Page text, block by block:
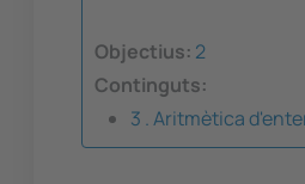
Objectius: 2
Continguts:
3 . Aritmètica